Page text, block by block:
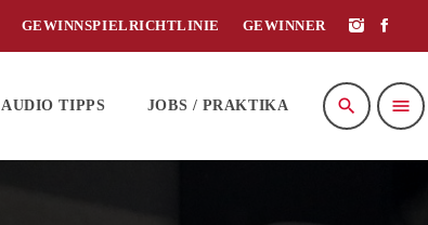
GEWINNSPIELRICHTLINIE GEWINNER
AUDIO TIPPS JOBS / PRAKTIKA search menu